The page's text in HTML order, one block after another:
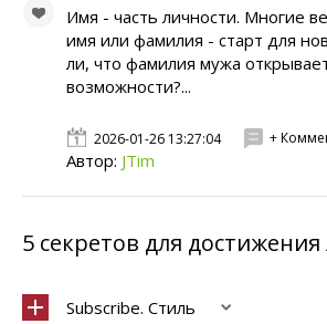
Имя - часть личности. Многие
имя или фамилия - старт для
ли, что фамилия мужа
возможности?...
2026-01-26 13:27:04 +
Автор: JTim
5 секретов для
Subscribe. Стиль